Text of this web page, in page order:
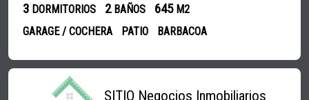
3 DORMITORIOS 2BAÑOS 645 M2
GARAGE / COCHERA
PATIO BARBACOA
SITIO Negocios Inmobiliarios